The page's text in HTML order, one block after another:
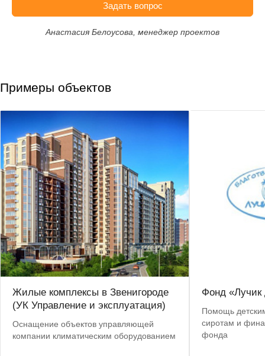
Задать вопрос
Анастасия Белоусова, менеджер проектов
Примеры объектов
Жилые комплексы в Звенигороде
(УК Управление и эксплуатация)
Оснащение объектов управляющей
компании климатическим оборудованием
Фонд «Лучик
Помощь
сиротам и
фонда